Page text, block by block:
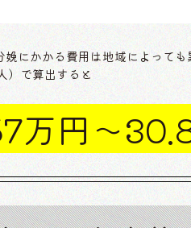
娩にかかる費用は地域によって
）で算出すると
万円〜